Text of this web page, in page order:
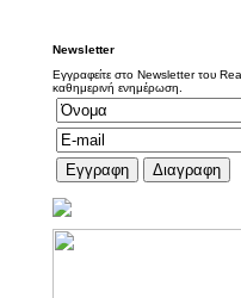
Newsletter
Εγγραφείτε στο Newsletter του
καθημερινή ενημέρωση.